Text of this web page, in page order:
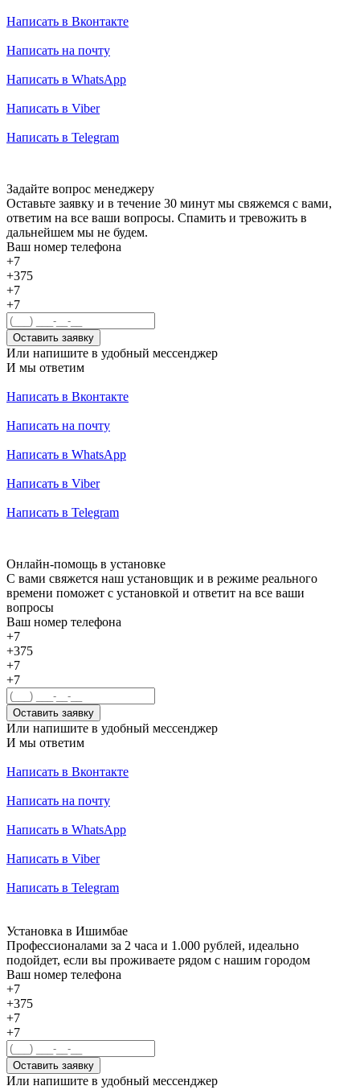
Написать в Вконтакте
Написать на почту
Написать в WhatsApp
Написать в Viber
Написать в Telegram
Задайте вопрос менеджеру
Оставьте заявку и в течение 30 минут мы свяжемся с вами,
ответим на все ваши вопросы. Спамить и тревожить в
дальнейшем мы не будем.
Ваш номер телефона
+7
+375
+7
+7
Оставить заявку
Или напишите в удобный мессенджер
И мы ответим
Написать в Вконтакте
Написать на почту
Написать в WhatsApp
Написать в Viber
Написать в Telegram
Онлайн-помощь в установке
С вами свяжется наш установщик и в режиме реального
времени поможет с установкой и ответит на все ваши
вопросы
Ваш номер телефона
+7
+375
+7
+7
Оставить заявку
Или напишите в удобный мессенджер
И мы ответим
Написать в Вконтакте
Написать на почту
Написать в WhatsApp
Написать в Viber
Написать в Telegram
Установка в Ишимбае
Профессионалами за 2 часа и 1.000 рублей, идеально
подойдет, если вы проживаете рядом с нашим городом
Ваш номер телефона
+7
+375
+7
+7
Оставить заявку
Или напишите в удобный мессенджер